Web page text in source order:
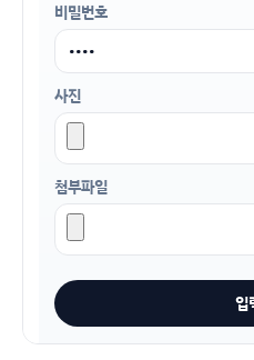
비밀번호
사진
첨부파일